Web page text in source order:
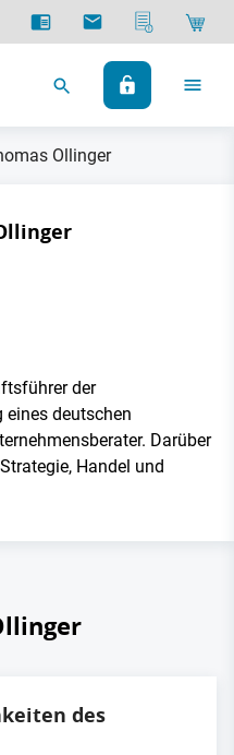
Ollinger
der
eines deutschen
Darüber
Handel und
des